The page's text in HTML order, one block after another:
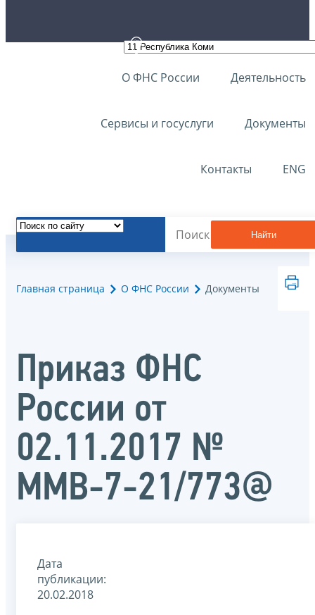
О ФНС России Деятельность
Сервисы и госуслуги Документы
Контакты ENG
Найти
Главная страница О ФНС России Документы
Приказ ФНС
России от
02.11.2017 №
ММВ-7-21/773@
Дата
публикации:
20.02.2018